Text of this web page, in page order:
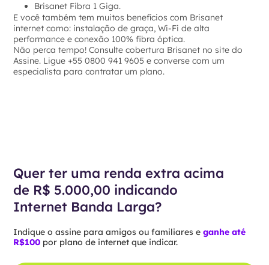
Brisanet Fibra 1 Giga.
E você também tem muitos benefícios com Brisanet
internet como: instalação de graça, Wi-Fi de alta
performance e conexão 100% fibra óptica.
Não perca tempo! Consulte cobertura Brisanet no site do
Assine. Ligue +55 0800 941 9605 e converse com um
especialista para contratar um plano.
Quer ter uma renda extra acima
de R$ 5.000,00 indicando
Internet Banda Larga?
Indique o assine para amigos ou familiares eganhe até
R$100 por plano de internet que indicar.